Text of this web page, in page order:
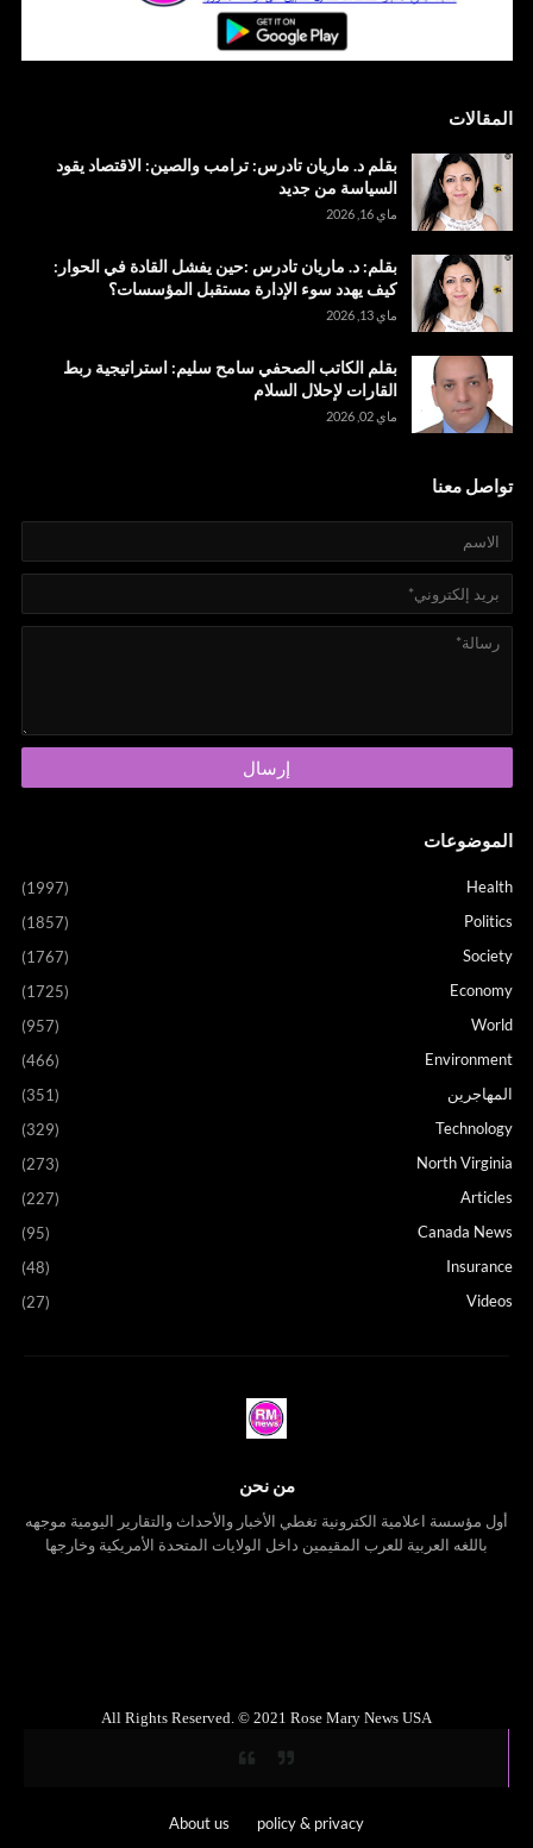
المقالات
بقلم د. ماريان تادرس: ترامب والصين: الاقتصاد يقود
السياسة من جديد
ماي 16, 2026
بقلم: د. ماريان تادرس :حين يفشل القادة في الحوار:
كيف يهدد سوء الإدارة مستقبل المؤسسات؟
ماي 13, 2026
بقلم الكاتب الصحفي سامح سليم: استراتيجية ربط
القارات لإحلال السلام
ماي 02, 2026
تواصل معنا
الموضوعات
Health
(1997)
Politics
(1857)
Society
(1767)
Economy
(1725)
World
(957)
Environment
(466)
المهاجرين
(351)
Technology
(329)
North Virginia
(273)
Articles
(227)
Canada News
(95)
Insurance
(48)
Videos
(27)
من نحن
أول مؤسسة اعلامية الكترونية تغطي الأخبار والأحداث والتقارير اليومية موجهه
باللغه العربية للعرب المقيمين داخل الولايات المتحدة الأمريكية وخارجها
All Rights Reserved. © 2021 Rose Mary News USA
policy & privacy
About us